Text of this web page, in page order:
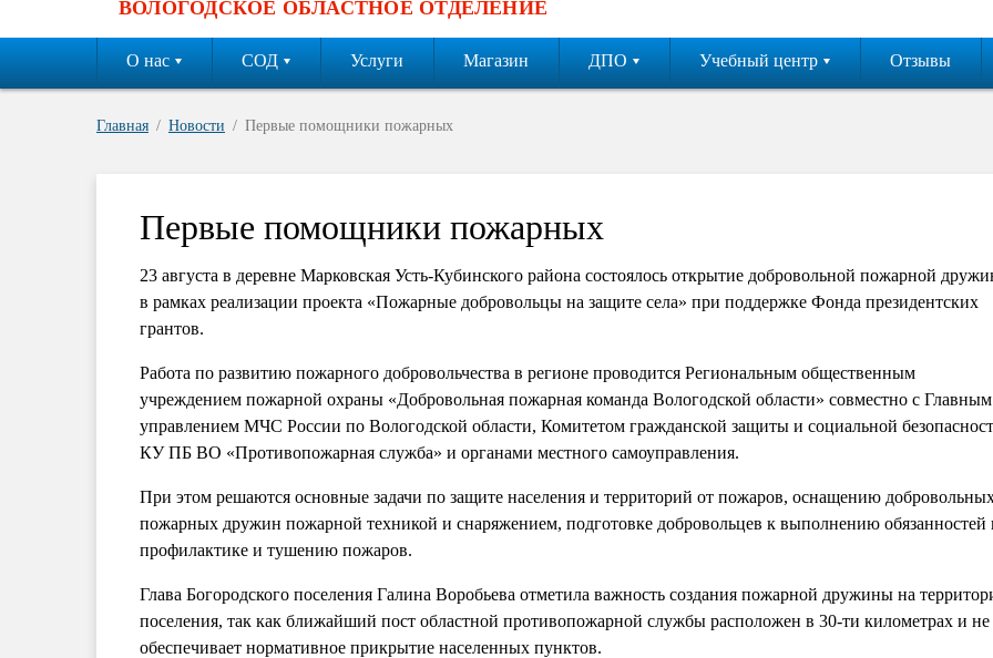
ВОЛОГОДСКОЕ ОБЛАСТНОЕ ОТДЕЛЕНИЕ
О нас СОД Услуги Магазин ДПО Учебный центр Отзывы
Главная Новости Первые помощники пожарных
Первые помощники пожарных
23 августа в деревне Марковская Усть-Кубинского района состоялось открытие добровольной пожарной
в рамках реализации проекта «Пожарные добровольцы на защите села» при поддержке Фонда президентских
грантов.
Работа по развитию пожарного добровольчества в регионе проводится Региональным общественным
учреждением пожарной охраны «Добровольная пожарная команда Вологодской области» совместно с Главным
управлением МЧС России по Вологодской области, Комитетом гражданской защиты и социальной
КУ ПБ ВО «Противопожарная служба» и органами местного самоуправления.
При этом решаются основные задачи по защите населения и территорий от пожаров, оснащению
пожарных дружин пожарной техникой и снаряжением, подготовке добровольцев к выполнению обязанностей
профилактике и тушению пожаров.
Глава Богородского поселения Галина Воробьева отметила важность создания пожарной дружины на
поселения, так как ближайший пост областной противопожарной службы расположен в 30-ти километрах и не
обеспечивает нормативное прикрытие населенных пунктов.